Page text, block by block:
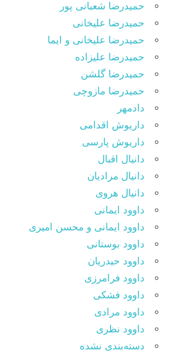
حمیدرضا شعبانی پور
حمیدرضا علیخانی
حمیدرضا علیخانی و ایما
حمیدرضا علیزاده
حمیدرضا گلشن
حمیدرضا مازوچی
دادمهر
داریوش اقدامی
داریوش پارسی
دانیال اقبال
دانیال مرادیان
دانیال هروی
داوود ایمانی
داوود ایمانی و محسن امیری
داوود بوستانی
داوود حیدریان
داوود فرامرزی
داوود فشکی
داوود مرادی
داوود نظری
دسته‌بندی نشده